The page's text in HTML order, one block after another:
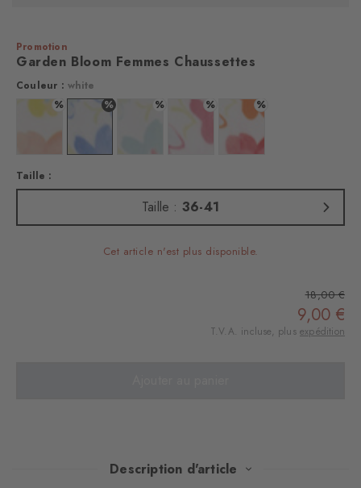
Promotion
Garden Bloom Femmes Chaussettes
Couleur : white
%
Couleur : white
%
%
%
Couleur : white
%
Taille :
Taille : 36-41
Cet article n'est plus disponible.
18,00 €
9,00 €
T.V.A. incluse, plus expédition
Description d'article